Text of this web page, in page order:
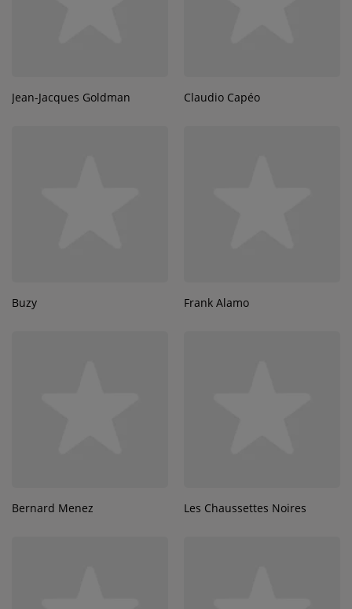
Jean-Jacques Goldman Claudio Capéo
Buzy Frank Alamo
Bernard Menez Les Chaussettes Noires